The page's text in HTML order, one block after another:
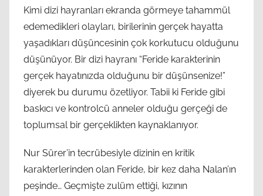
Kimi dizi hayranları ekranda görmeye tahammül
edemedikleri olayları, birilerinin gerçek hayatta
yaşadıkları düşüncesinin çok korkutucu olduğunu
düşünüyor. Bir dizi hayranı “Feride karakterinin
gerçek hayatınızda olduğunu bir düşünsenize!”
diyerek bu durumu özetliyor. Tabii ki Feride gibi
baskıcı ve kontrolcü anneler olduğu gerçeği de
toplumsal bir gerçeklikten kaynaklanıyor.
Nur Sürer’in tecrübesiyle dizinin en kritik
karakterlerinden olan Feride, bir kez daha Nalan’ın
peşinde… Geçmişte zulüm ettiği, kızının